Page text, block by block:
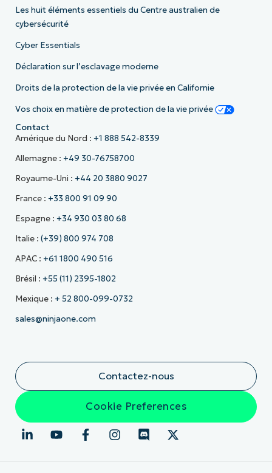
Les huit éléments essentiels du Centre australien de
cybersécurité
Cyber Essentials
Déclaration sur l’esclavage moderne
Droits de la protection de la vie privée en Californie
Vos choix en matière de protection de la vie privée
Contact
Amérique du Nord : +1 888 542-8339
Allemagne : +49 30-76758700
Royaume-Uni : +44 20 3880 9027
France : +33 800 91 09 90
Espagne : +34 930 03 80 68
Italie : (+39) 800 974 708
APAC : +61 1800 490 516
Brésil : +55 (11) 2395-1802
Mexique : + 52 800-099-0732
sales@ninjaone.com
Contactez-nous
Cookie Preferences